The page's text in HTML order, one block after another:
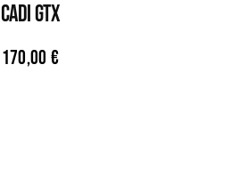
CADI GTX
170,00 €